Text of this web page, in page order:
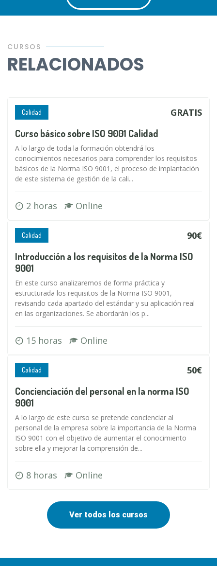
CURSOS
RELACIONADOS
Calidad GRATIS
Curso básico sobre ISO 9001 Calidad
A lo largo de toda la formación obtendrá los
conocimientos necesarios para comprender los requisitos
básicos de la Norma ISO 9001, el proceso de implantación
de este sistema de gestión de la cali...
2 horas Online
Calidad 90€
Introducción a los requisitos de la Norma ISO
9001
En este curso analizaremos de forma práctica y
estructurada los requisitos de la Norma ISO 9001,
revisando cada apartado del estándar y su aplicación real
en las organizaciones. Se abordarán los p...
15 horas Online
Calidad 50€
Concienciación del personal en la norma ISO
9001
A lo largo de este curso se pretende concienciar al
personal de la empresa sobre la importancia de la Norma
ISO 9001 con el objetivo de aumentar el conocimiento
sobre ella y mejorar la comprensión de...
8 horas Online
Ver todos los cursos